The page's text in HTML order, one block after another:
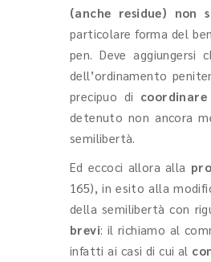
(anche residue) non
particolare forma del
pen. Deve
dell’ordinamento
precipuo di
detenuto non ancora
semilibertà.
Ed eccoci allora alla
165), in esito alla
della semilibertà con
brevi: il richiamo al
infatti ai casi di cui al